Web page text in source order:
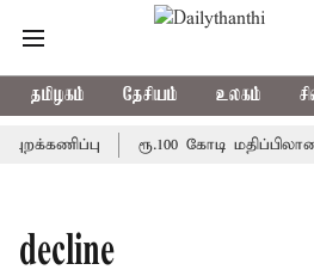
தமிழகம் தேசியம் உலகம்
ரூ.100 கோடி
decline